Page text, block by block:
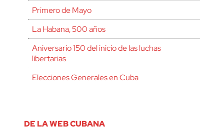
Primero de Mayo
La Habana, 500 años
Aniversario 150 del inicio de las luchas
libertarias
Elecciones Generales en Cuba
DE LA WEB CUBANA